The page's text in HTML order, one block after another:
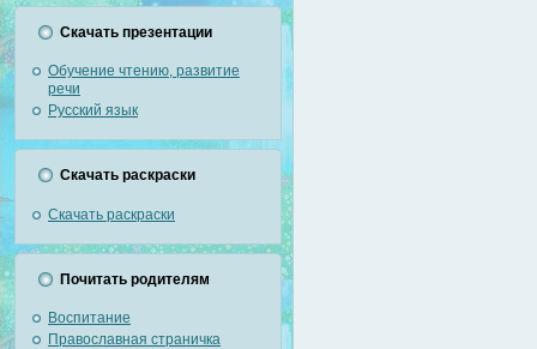
Скачать презентации
Обучение чтению, развитие
речи
Русский язык
Скачать раскраски
Скачать раскраски
Почитать родителям
Воспитание
Православная страничка